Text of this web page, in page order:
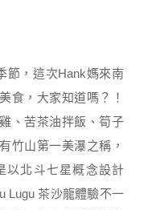
節，這次Hank媽來南
食，大家知道嗎？！
、苦茶油拌飯、筍子
竹山第一美瀑之稱，
以北斗七星概念設計
Lugu 茶沙龍體驗不一